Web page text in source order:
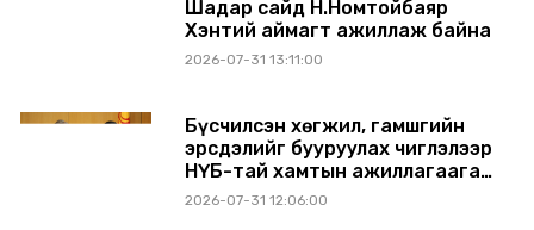
Шадар сайд Н.Номтойбаяр
Хэнтий аймагт ажиллаж байна
2026-07-31 13:11:00
Бүсчилсэн хөгжил, гамшгийн
эрсдэлийг бууруулах чиглэлээр
НҮБ-тай хамтын ажиллагаагаа
өргөжүүлэхээр санал солилцлоо
2026-07-31 12:06:00